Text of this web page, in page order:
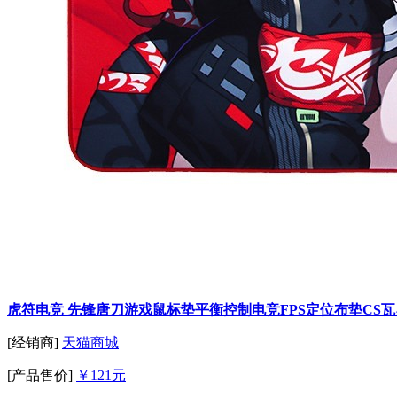
虎符电竞 先锋唐刀游戏鼠标垫平衡控制电竞FPS定位布垫CS
[经销商] 天猫商城
[产品售价] ￥121元